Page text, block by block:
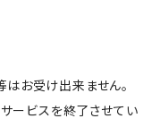
はお受け出来ません。
ービスを終了させてい